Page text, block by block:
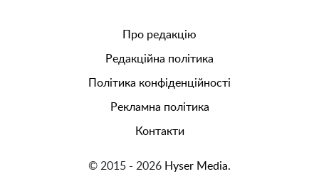
Про редакцію
Редакційна політика
Політика конфіденційності
Рекламна політика
Контакти
© 2015 - 2026 Hyser Media.